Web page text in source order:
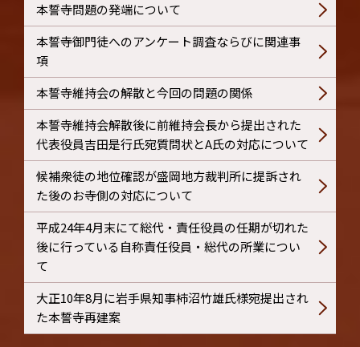
本誓寺問題の発端について
本誓寺御門徒へのアンケート調査ならびに関連事
項
本誓寺維持会の解散と今回の問題の関係
本誓寺維持会解散後に前維持会長から提出された
代表役員吉田是行氏宛質問状とA氏の対応について
候補衆徒の地位確認が盛岡地方裁判所に提訴され
た後のお寺側の対応について
平成24年4月末にて総代・責任役員の任期が切れた
後に行っている自称責任役員・総代の所業につい
て
大正10年8月に岩手県知事柿沼竹雄氏様宛提出され
た本誓寺再建案